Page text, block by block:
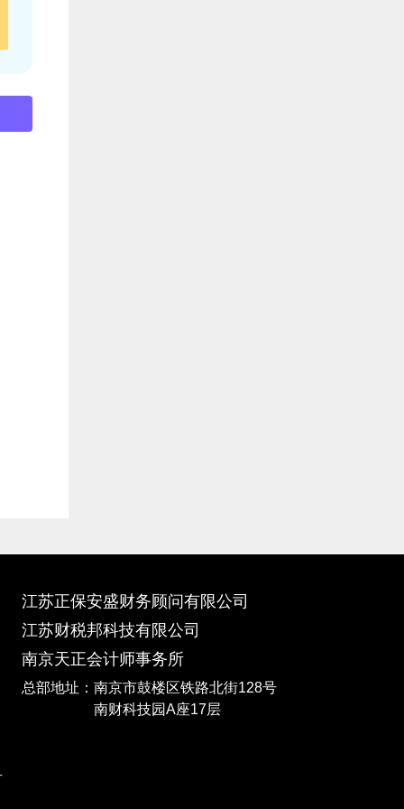
江苏正保安盛财务顾问有限公司
江苏财税邦科技有限公司
南京天正会计师事务所
总部地址：南京市鼓楼区铁路北街128号
南财科技园A座17层